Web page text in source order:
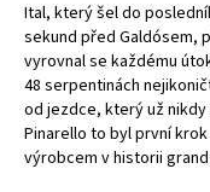
Ital, který šel do
sekund před Galdósem,
vyrovnal se každému
48 serpentinách
od jezdce, který už
Pinarello to byl první
výrobcem v historii